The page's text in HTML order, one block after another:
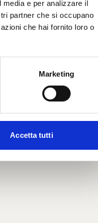
e per analizzare il
partner che si occupano
che hai fornito loro o
Marketing
Accetta tutti